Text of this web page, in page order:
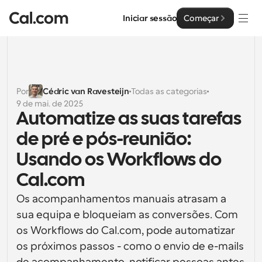
Iniciar sessão Começar
Soluções
Por tamanho da equipa
Para Indivíduos
Agendamento pessoal simplificado
Agendamento colaborativo para grupos
Para Organizações
Equipas maiores que agendam para um maior controlo
e segurança
Para Empresas
Empresa
Desenvolvedor
Documentação do Desenvolvedor
Documentação para a plataforma Cal.com
API
Recursos
Tipo de Letra: Cal Sans UI & Text
O nosso próprio tipo de letra variável para o design de
Preços
Por Cédric van Ravesteijn Todas as categorias
9 de mai. de 2025
Automatize as suas tarefas
de pré e pós-reunião:
Usando os Workflows do
Cal.com
Os acompanhamentos manuais atrasam a
sua equipa e bloqueiam as conversões. Com
os Workflows do Cal.com, pode automatizar
os próximos passos - como o envio de e-mails